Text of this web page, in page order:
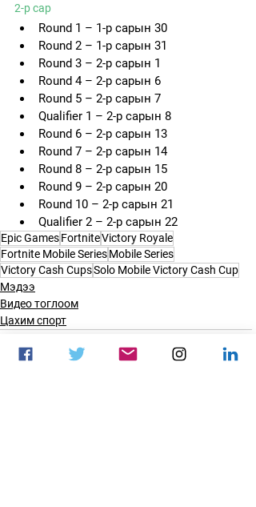
2-р сар
Round 1 – 1-р сарын 30
Round 2 – 1-р сарын 31
Round 3 – 2-р сарын 1
Round 4 – 2-р сарын 6
Round 5 – 2-р сарын 7
Qualifier 1 – 2-р сарын 8
Round 6 – 2-р сарын 13
Round 7 – 2-р сарын 14
Round 8 – 2-р сарын 15
Round 9 – 2-р сарын 20
Round 10 – 2-р сарын 21
Qualifier 2 – 2-р сарын 22
Epic GamesFortniteVictory Royale
Fortnite Mobile SeriesMobile Series
Victory Cash CupsSolo Mobile Victory Cash Cup
Мэдээ
Видео тоглоом
Цахим спорт